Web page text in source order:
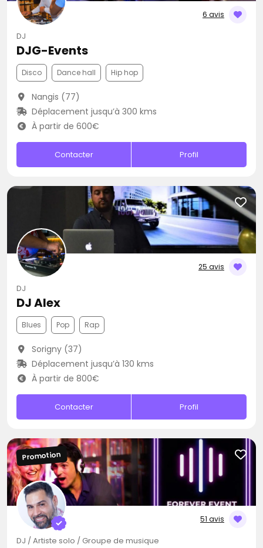
6 avis
DJ
DJG-Events
Disco Dance hall Hip hop
Nangis (77)
Déplacement jusqu’à 300 kms
À partir de 600€
Contacter Profil
25 avis
DJ
DJ Alex
Blues Pop Rap
Sorigny (37)
Déplacement jusqu’à 130 kms
À partir de 800€
Contacter Profil
51 avis
Promotion
DJ / Artiste solo / Groupe de musique